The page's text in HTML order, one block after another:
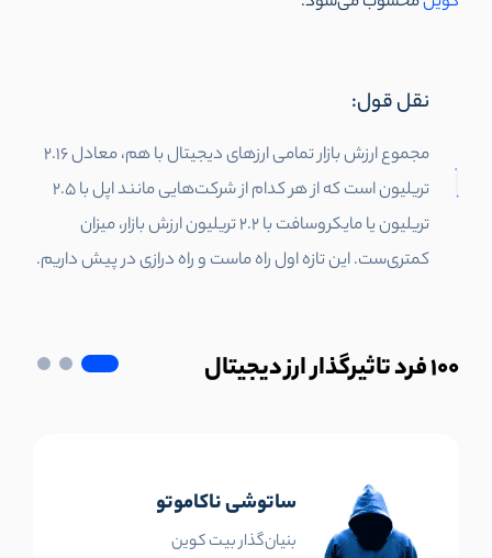
نقل قول:
مجموع ارزش بازار تمامی ارزهای دیجیتال با هم، معادل 2.16
تریلیون است که از هر کدام از شرکت‌هایی مانند اپل با 2.5
تریلیون یا مایکروسافت با 2.2 تریلیون ارزش بازار، میزان
کمتری‌ست. این تازه اول راه ماست و راه درازی در پیش داریم.
100فرد تاثیرگذار ارز دیجیتال
ساتوشی ناکاموتو
بنیان‌گذار بیت کوین